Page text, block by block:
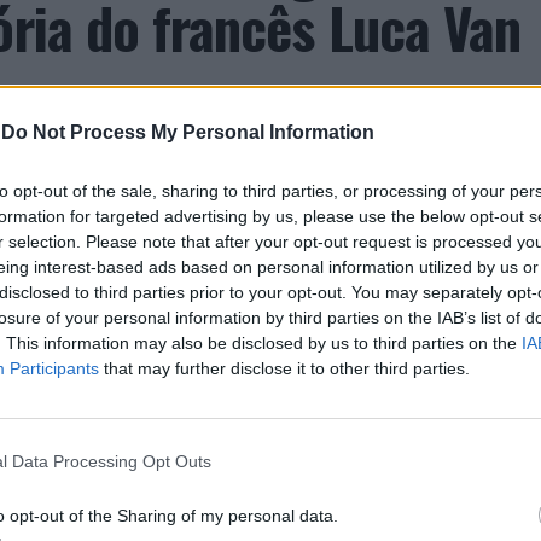
Do Not Process My Personal Information
opt-out of the sale, sharing to third parties, or processing of your
for targeted advertising by us, please use the below opt-out
selection. Please note that after your opt-out request is processed
interest-based ads based on personal information utilized by us
to third parties prior to your opt-out. You may separately
of your personal information by third parties on the IAB’s list of
This information may also be disclosed by us to third parties on the
Participants that may further disclose it to other third parties.
Data Processing Opt Outs
opt-out of the Sharing of my personal data.
do francês Luca Van
os dias 18 e 26 de julho, no Clube de Ténis
o regresso da competição ao circuito
de, na edição anterior, ter integrado o circuito
o primeiro título ATP da carreira ao
uma edição marcada pela elevada
portugueses e pela projeção internacional